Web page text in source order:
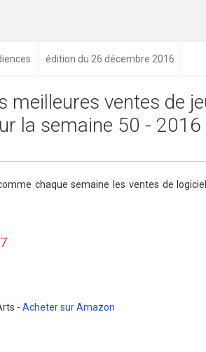
édition du 26 décembre 2016
meilleures ventes de
la semaine 50 - 2016
chaque semaine les ventes de
- Acheter sur Amazon